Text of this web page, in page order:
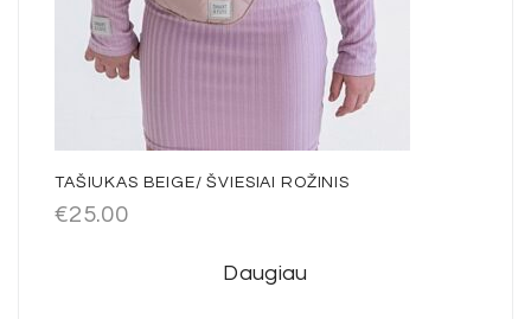
TAŠIUKAS BEIGE/ ŠVIESIAI ROŽINIS
€25.00
Daugiau